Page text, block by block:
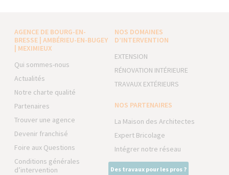
AGENCE DE BOURG-EN-
BRESSE | AMBÉRIEU-EN-BUGEY
| MEXIMIEUX
Qui sommes-nous
Actualités
Notre charte qualité
Partenaires
Trouver une agence
Devenir franchisé
Foire aux Questions
Conditions générales
d’intervention
NOS DOMAINES
D’INTERVENTION
EXTENSION
RÉNOVATION INTÉRIEURE
TRAVAUX EXTÉRIEURS
NOS PARTENAIRES
La Maison des Architectes
Expert Bricolage
Intégrer notre réseau
Des travaux pour les pros ?